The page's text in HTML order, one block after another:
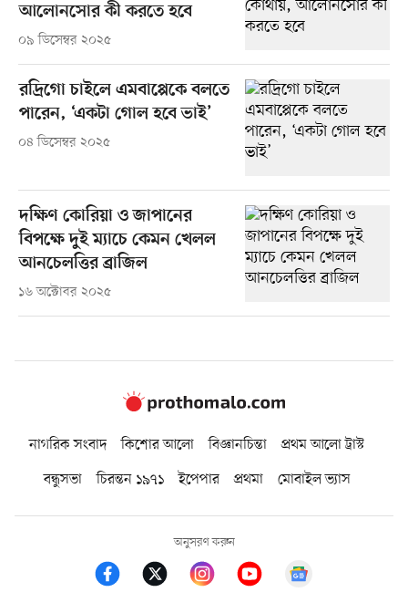
আলোনসোর কী করতে হবে
০৯ ডিসেম্বর ২০২৫
রদ্রিগো চাইলে এমবাপ্পেকে বলতে
পারেন, ‘একটা গোল হবে ভাই’
০৪ ডিসেম্বর ২০২৫
দক্ষিণ কোরিয়া ও জাপানের
বিপক্ষে দুই ম্যাচে কেমন খেলল
আনচেলত্তির ব্রাজিল
১৬ অক্টোবর ২০২৫
নাগরিক সংবাদ কিশোর আলো বিজ্ঞানচিন্তা
প্রথম আলো ট্রাস্ট
বন্ধুসভা
চিরন্তন ১৯৭১ ইপেপার প্রথমা মোবাইল ভ্যাস
অনুসরণ করুন